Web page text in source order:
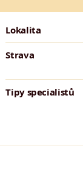
Lokalita
Strava
Tipy specialistů